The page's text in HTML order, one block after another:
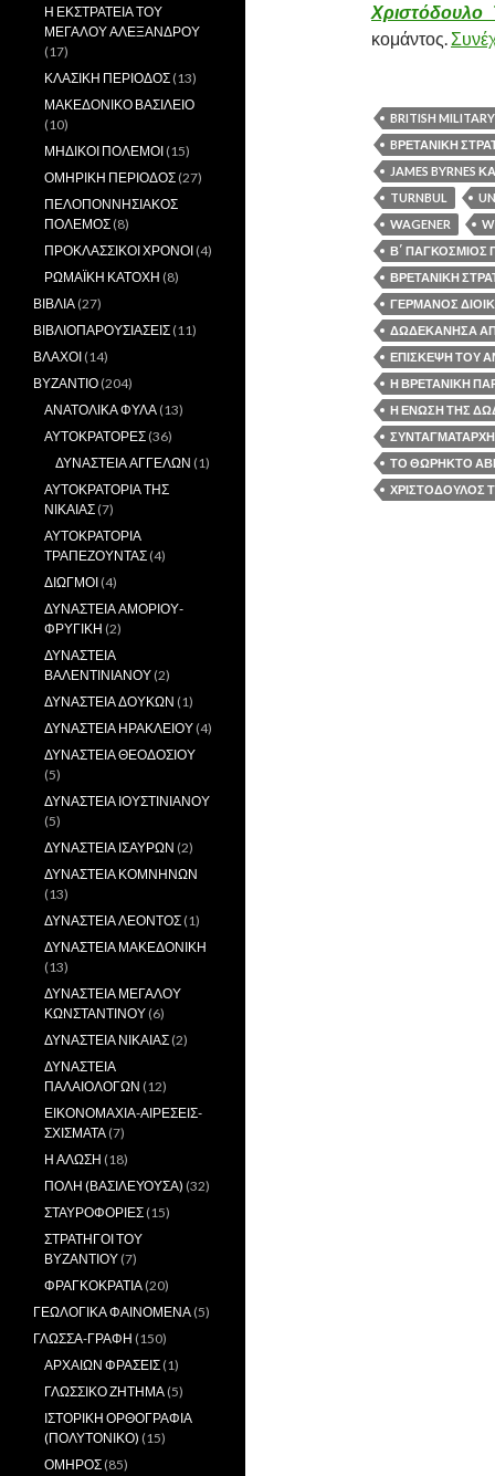
Χριστόδουλο
κομάντος.
BRITISH
BΡΕΤΑΝΙΚΉ
JAMES
TURNBUL
WAGENER
Β΄ ΠΑΓΚΟΣΜΙΟΣ
ΒΡΕΤΑΝΙΚΉ
ΓΕΡΜΑΝΌΣ
ΔΩΔΕΚΑΝΗΣΑ
ΕΠΊΣΚΕΨΗ ΤΟΎ
Η ΒΡΕΤΑΝΙΚΗ
Η ΕΝΩΣΗ ΤΗΣ
ΤΟ ΘΩΡΗΚΤΟ
ΧΡΙΣΤΟΔΟΥΛΟΣ
Η ΕΚΣΤΡΑΤΕΙΑ ΤΟΥ
ΜΕΓΑΛΟΥ ΑΛΕΞΑΝΔΡΟΥ
(17)
ΚΛΑΣΙΚΗ ΠΕΡΙΟΔΟΣ (13)
ΜΑΚΕΔΟΝΙΚΟ ΒΑΣΙΛΕΙΟ
(10)
ΜΗΔΙΚΟΙ ΠΟΛΕΜΟΙ (15)
ΟΜΗΡΙΚΗ ΠΕΡΙΟΔΟΣ (27)
ΠΕΛΟΠΟΝΝΗΣΙΑΚΟΣ
ΠΟΛΕΜΟΣ (8)
ΠΡΟΚΛΑΣΣΙΚΟΙ ΧΡΟΝΟΙ (4)
ΡΩΜΑΪΚΗ ΚΑΤΟΧΗ (8)
ΒΙΒΛΙΑ (27)
ΒΙΒΛΙΟΠΑΡΟΥΣΙΑΣΕΙΣ (11)
ΒΛΑΧΟΙ (14)
ΒΥΖΑΝΤΙΟ (204)
ΑΝΑΤΟΛΙΚΑ ΦΥΛΑ (13)
ΑΥΤΟΚΡΑΤΟΡΕΣ (36)
ΔΥΝΑΣΤΕΙΑ ΑΓΓΕΛΩΝ (1)
ΑΥΤΟΚΡΑΤΟΡΙΑ ΤΗΣ
ΝΙΚΑΙΑΣ (7)
ΑΥΤΟΚΡΑΤΟΡΙΑ
ΤΡΑΠΕΖΟΥΝΤΑΣ (4)
ΔΙΩΓΜΟΙ (4)
ΔΥΝΑΣΤΕΙΑ ΑΜΟΡΙΟΥ-
ΦΡΥΓΙΚΗ (2)
ΔΥΝΑΣΤΕΙΑ
ΒΑΛΕΝΤΙΝΙΑΝΟΥ (2)
ΔΥΝΑΣΤΕΙΑ ΔΟΥΚΩΝ (1)
ΔΥΝΑΣΤΕΙΑ ΗΡΑΚΛΕΙΟΥ (4)
ΔΥΝΑΣΤΕΙΑ ΘΕΟΔΟΣΙΟΥ
(5)
ΔΥΝΑΣΤΕΙΑ ΙΟΥΣΤΙΝΙΑΝΟΥ
(5)
ΔΥΝΑΣΤΕΙΑ ΙΣΑΥΡΩΝ (2)
ΔΥΝΑΣΤΕΙΑ ΚΟΜΝΗΝΩΝ
(13)
ΔΥΝΑΣΤΕΙΑ ΛΕΟΝΤΟΣ (1)
ΔΥΝΑΣΤΕΙΑ ΜΑΚΕΔΟΝΙΚΗ
(13)
ΔΥΝΑΣΤΕΙΑ ΜΕΓΑΛΟΥ
ΚΩΝΣΤΑΝΤΙΝΟΥ (6)
ΔΥΝΑΣΤΕΙΑ ΝΙΚΑΙΑΣ (2)
ΔΥΝΑΣΤΕΙΑ
ΠΑΛΑΙΟΛΟΓΩΝ (12)
ΕΙΚΟΝΟΜΑΧΙΑ-ΑΙΡΕΣΕΙΣ-
ΣΧΙΣΜΑΤΑ (7)
Η ΑΛΩΣΗ (18)
ΠΟΛΗ (ΒΑΣΙΛΕΥΟΥΣΑ) (32)
ΣΤΑΥΡΟΦΟΡΙΕΣ (15)
ΣΤΡΑΤΗΓΟΙ ΤΟΥ
ΒΥΖΑΝΤΙΟΥ (7)
ΦΡΑΓΚΟΚΡΑΤΙΑ (20)
ΓΕΩΛΟΓΙΚΑ ΦΑΙΝΟΜΕΝΑ (5)
ΓΛΩΣΣΑ-ΓΡΑΦΗ (150)
ΑΡΧΑΙΩΝ ΦΡΑΣΕΙΣ (1)
ΓΛΩΣΣΙΚΟ ΖΗΤΗΜΑ (5)
ΙΣΤΟΡΙΚΗ ΟΡΘΟΓΡΑΦΙΑ
(ΠΟΛΥΤΟΝΙΚΟ) (15)
ΟΜΗΡΟΣ (85)